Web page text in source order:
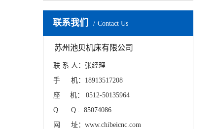
联系我们 Contact Us
苏州池贝机床有限公司
联 系 人：张经理
手 机：18913517208
座 机： 0512-50135964
Q Q : 85074086
网 址：www.chibeicnc.com